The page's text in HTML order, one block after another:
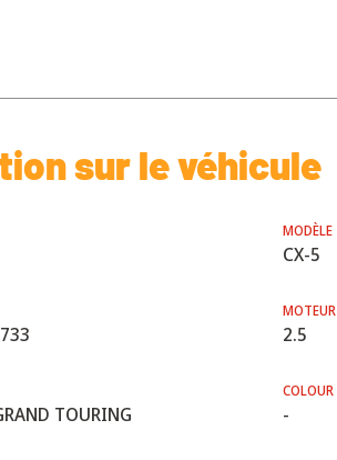
sur le véhicule
MODÈLE
CX-5
MOTEUR
2.5
TOURING
COLOUR
-